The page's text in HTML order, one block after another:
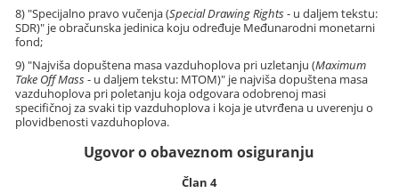
8) "Specijalno pravo vučenja (Special Drawing Rights- u daljem tekstu:
SDR)" je obračunska jedinica koju određuje Međunarodni monetarni
fond;
9) "Najviša dopuštena masa vazduhoplova pri uzletanju (Maximum
Take Off Mass- u daljem tekstu: MTOM)" je najviša dopuštena masa
vazduhoplova pri poletanju koja odgovara odobrenoj masi
specifičnoj za svaki tip vazduhoplova i koja je utvrđena u uverenju o
plovidbenosti vazduhoplova.
Ugovor o obaveznom osiguranju
Član 4